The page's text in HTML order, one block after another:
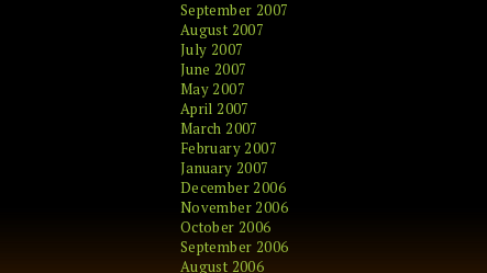
September 2007
August 2007
July 2007
June 2007
May 2007
April 2007
March 2007
February 2007
January 2007
December 2006
November 2006
October 2006
September 2006
August 2006